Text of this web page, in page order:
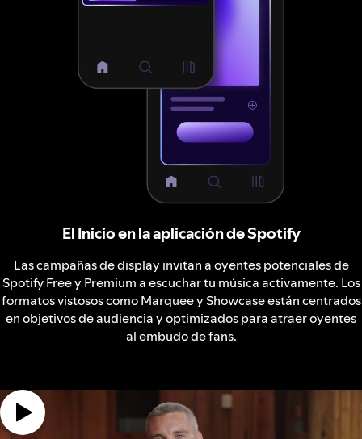
El Inicio en la aplicación de Spotify
Las campañas de display invitan a oyentes potenciales de
Spotify Free y Premium a escuchar tu música activamente. Los
formatos vistosos como Marquee y Showcase están centrados
en objetivos de audiencia y optimizados para atraer oyentes
al embudo de fans.